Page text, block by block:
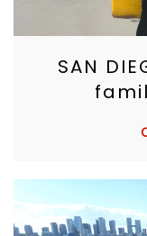
SAN